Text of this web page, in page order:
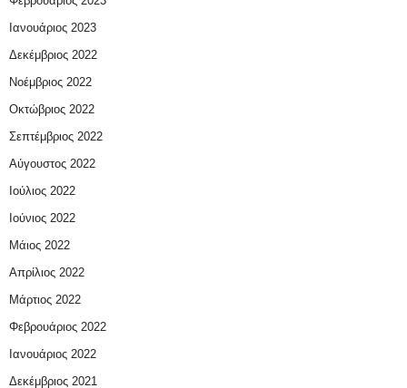
Ιανουάριος 2023
Δεκέμβριος 2022
Νοέμβριος 2022
Οκτώβριος 2022
Σεπτέμβριος 2022
Αύγουστος 2022
Ιούλιος 2022
Ιούνιος 2022
Μάιος 2022
Απρίλιος 2022
Μάρτιος 2022
Φεβρουάριος 2022
Ιανουάριος 2022
Δεκέμβριος 2021